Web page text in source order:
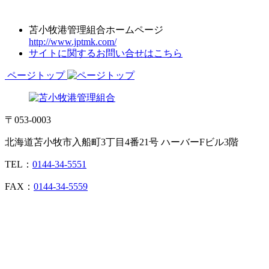
苫小牧港管理組合ホームページ
http://www.jptmk.com/
サイトに関するお問い合せはこちら
ページトップ
〒053-0003
北海道苫小牧市入船町3丁目4番21号 ハーバーFビル3階
TEL： 0144-34-5551
FAX： 0144-34-5559